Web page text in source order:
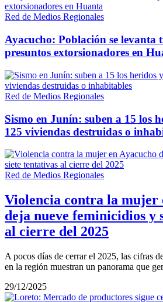
Red de Medios Regionales
Ayacucho: Población se levanta
presuntos extorsionadores en
Red de Medios Regionales
Sismo en Junín: suben a 15 los
125 viviendas destruidas o
Red de Medios Regionales
Violencia contra la mujer
deja nueve feminicidios y
al cierre del 2025
A pocos días de cerrar el 2025, las cifras
en la región muestran un panorama que
29/12/2025